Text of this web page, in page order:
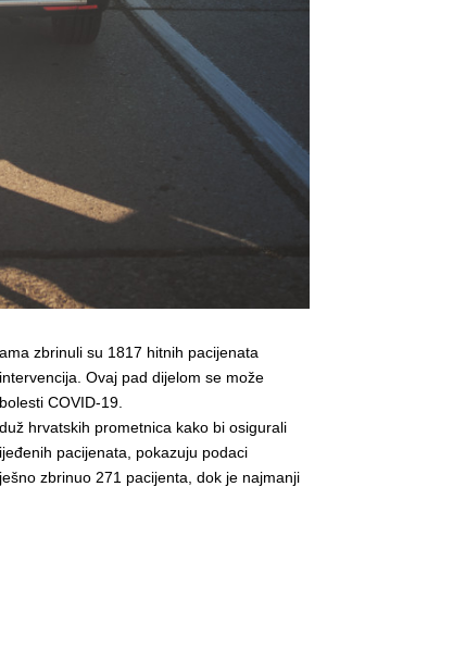
zbrinuli su 1817 hitnih pacijenata
Ovaj pad dijelom se može
COVID-19.
hrvatskih prometnica kako bi osigurali
pacijenata, pokazuju podaci
zbrinuo 271 pacijenta, dok je najmanji